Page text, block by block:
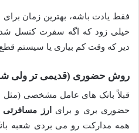
فقط یادت باشه، بهترین زمان برای
خیلی زود که اگه سفرت کنسل
دیر که وقت کم بیاری یا سیستم
روش حضوری (قدیمی تر ولی
قبلاً بانک های عامل مشخصی
حضوری بری و برای
ارز مسافرتی
همه مدارکت رو می بردی شعبه